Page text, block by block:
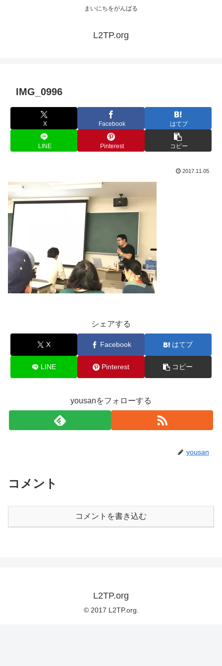
まいにちをがんばる
L2TP.org
IMG_0996
X Facebook はてブ
LINE Pinterest コピー
2017.11.05
シェアする
X Facebook はてブ
LINE Pinterest コピー
yousanをフォローする
yousan
コメント
コメントを書き込む
L2TP.org
© 2017 L2TP.org.